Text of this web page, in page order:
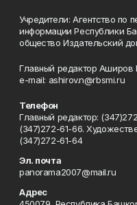
Учредители: Агентство по
информации Республики
общество Издательский
Главный редактор Аширов
e-mail: ashirov.n@rbsmi.ru
Телефон
Главный редактор:
(347)272-61-66.
(347)272-61-64
Эл. почта
panorama2007@mail.ru
Адрес